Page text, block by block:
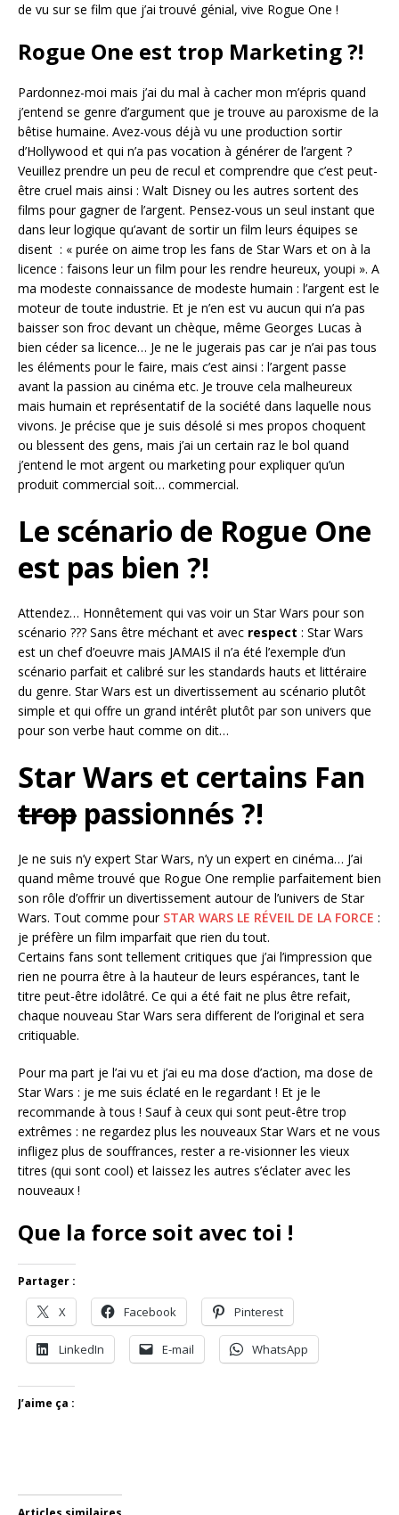
de vu sur se film que j’ai trouvé génial, vive Rogue One !
Rogue One est trop Marketing ?!
Pardonnez-moi mais j’ai du mal à cacher mon m’épris quand
j’entend se genre d’argument que je trouve au paroxisme de la
bêtise humaine. Avez-vous déjà vu une production sortir
d’Hollywood et qui n’a pas vocation à générer de l’argent ?
Veuillez prendre un peu de recul et comprendre que c’est peut-
être cruel mais ainsi : Walt Disney ou les autres sortent des
films pour gagner de l’argent. Pensez-vous un seul instant que
dans leur logique qu’avant de sortir un film leurs équipes se
disent : « purée on aime trop les fans de Star Wars et on à la
licence : faisons leur un film pour les rendre heureux, youpi ». A
ma modeste connaissance de modeste humain : l’argent est le
moteur de toute industrie. Et je n’en est vu aucun qui n’a pas
baisser son froc devant un chèque, même Georges Lucas à
bien céder sa licence… Je ne le jugerais pas car je n’ai pas tous
les éléments pour le faire, mais c’est ainsi : l’argent passe
avant la passion au cinéma etc. Je trouve cela malheureux
mais humain et représentatif de la société dans laquelle nous
vivons. Je précise que je suis désolé si mes propos choquent
ou blessent des gens, mais j’ai un certain raz le bol quand
j’entend le mot argent ou marketing pour expliquer qu’un
produit commercial soit… commercial.
Le scénario de Rogue One
est pas bien ?!
Attendez… Honnêtement qui vas voir un Star Wars pour son
scénario ??? Sans être méchant et avec respect : Star Wars
est un chef d’oeuvre mais JAMAIS il n’a été l’exemple d’un
scénario parfait et calibré sur les standards hauts et littéraire
du genre. Star Wars est un divertissement au scénario plutôt
simple et qui offre un grand intérêt plutôt par son univers que
pour son verbe haut comme on dit…
Star Wars et certains Fan
trop passionnés ?!
Je ne suis n’y expert Star Wars, n’y un expert en cinéma… J’ai
quand même trouvé que Rogue One remplie parfaitement bien
son rôle d’offrir un divertissement autour de l’univers de Star
Wars. Tout comme pour STAR WARS LE RÉVEIL DE LA FORCE :
je préfère un film imparfait que rien du tout.
Certains fans sont tellement critiques que j’ai l’impression que
rien ne pourra être à la hauteur de leurs espérances, tant le
titre peut-être idolâtré. Ce qui a été fait ne plus être refait,
chaque nouveau Star Wars sera different de l’original et sera
critiquable.
Pour ma part je l’ai vu et j’ai eu ma dose d’action, ma dose de
Star Wars : je me suis éclaté en le regardant ! Et je le
recommande à tous ! Sauf à ceux qui sont peut-être trop
extrêmes : ne regardez plus les nouveaux Star Wars et ne vous
infligez plus de souffrances, rester a re-visionner les vieux
titres (qui sont cool) et laissez les autres s’éclater avec les
nouveaux !
Que la force soit avec toi !
Partager :
X Facebook Pinterest
LinkedIn E-mail WhatsApp
J’aime ça :